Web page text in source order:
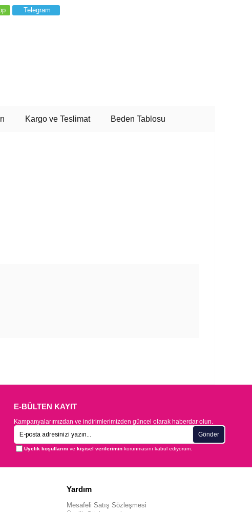
Telegram
Kargo ve Teslimat Beden Tablosu
E-BÜLTEN KAYIT
Kampanyalarımızdan ve indirimlerimizden güncel olarak haberdar olun.
Gönder
Üyelik koşullarını ve kişisel verileriminkorunmasını kabul ediyorum.
Yardım
Mesafeli Satış Sözleşmesi